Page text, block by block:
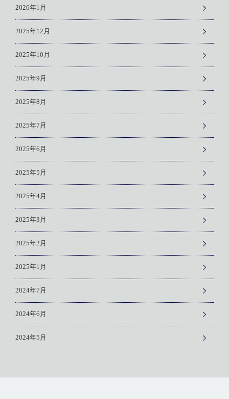
2026年1月
2025年12月
2025年10月
2025年9月
2025年8月
2025年7月
2025年6月
2025年5月
2025年4月
2025年3月
2025年2月
2025年1月
2024年7月
2024年6月
2024年5月